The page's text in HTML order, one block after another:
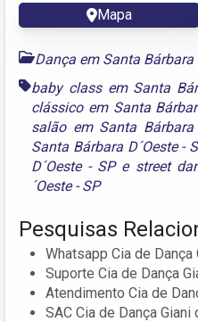
Mapa
Dança em Santa Bárbara
baby class em Santa
clássico em Santa
salão em Santa Bárbara
Santa Bárbara D´Oeste -
D´Oeste - SPe street
´Oeste - SP
Pesquisas
Whatsapp Cia de Dança
Suporte Cia de Dança
Atendimento Cia de
SAC Cia de Dança Giani